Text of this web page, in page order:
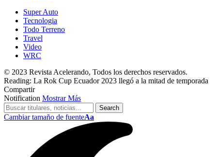
Super Auto
Tecnologia
Todo Terreno
Travel
Video
WRC
© 2023 Revista Acelerando, Todos los derechos reservados.
Reading: La Rok Cup Ecuador 2023 llegó a la mitad de temporada
Compartir
Notification Mostrar Más
Cambiar tamaño de fuenteAa